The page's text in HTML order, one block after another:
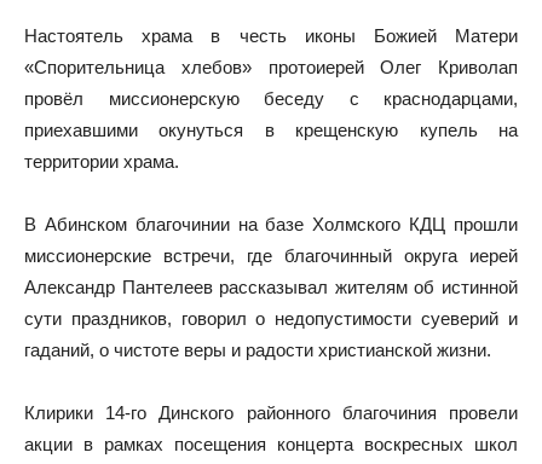
Настоятель храма в честь иконы Божией Матери
«Спорительница хлебов» протоиерей Олег Криволап
провёл миссионерскую беседу с краснодарцами,
приехавшими окунуться в крещенскую купель на
территории храма.
В Абинском благочинии на базе Холмского КДЦ прошли
миссионерские встречи, где благочинный округа иерей
Александр Пантелеев рассказывал жителям об истинной
сути праздников, говорил о недопустимости суеверий и
гаданий, о чистоте веры и радости христианской жизни.
Клирики 14-го Динского районного благочиния провели
акции в рамках посещения концерта воскресных школ